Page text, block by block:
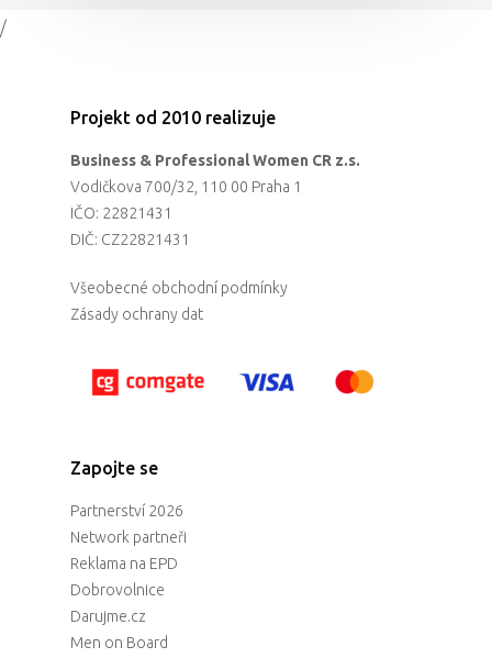
/
Projekt od 2010 realizuje
Business & Professional Women CR z.s.
Vodičkova 700/32, 110 00 Praha 1
IČO: 22821431
DIČ: CZ22821431
Všeobecné obchodní podmínky
Zásady ochrany dat
Zapojte se
Partnerství 2026
Network partneři
Reklama na EPD
Dobrovolnice
Darujme.cz
Men on Board